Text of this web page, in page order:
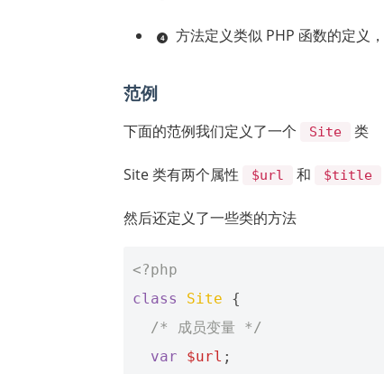
方法定义类似 PHP 函数的定义
范例
下面的范例我们定义了一个 Site 类
Site 类有两个属性 $url 和 $title
然后还定义了一些类的方法
<?php
class
Site
{
/* 成员变量 */
var
$url ;